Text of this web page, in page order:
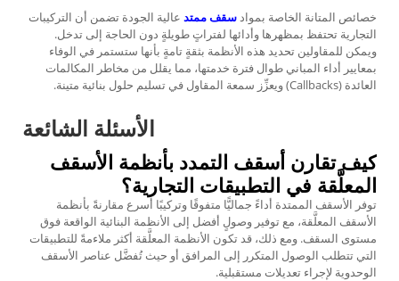
خصائص المتانة الخاصة بموادسقف ممتد عالية الجودة تضمن أن التركيبات
التجارية تحتفظ بمظهرها وأدائها لفتراتٍ طويلةٍ دون الحاجة إلى تدخل.
ويمكن للمقاولين تحديد هذه الأنظمة بثقةٍ تامةٍ بأنها ستستمر في الوفاء
بمعايير أداء المباني طوال فترة خدمتها، مما يقلل من مخاطر المكالمات
العائدة (Callbacks) ويعزِّز سمعة المقاول في تسليم حلول بنائية متينة.
الأسئلة الشائعة
كيف تقارن أسقف التمدد بأنظمة الأسقف
المعلَّقة في التطبيقات التجارية؟
توفر الأسقف الممتدة أداءً جماليًّا متفوقًا وتركيبًا أسرع مقارنةً بأنظمة
الأسقف المعلَّقة، مع توفير وصولٍ أفضل إلى الأنظمة البنائية الواقعة فوق
مستوى السقف. ومع ذلك، قد تكون الأنظمة المعلَّقة أكثر ملاءمةً للتطبيقات
التي تتطلب الوصول المتكرر إلى المرافق أو حيث تُفضَّل عناصر الأسقف
الوحدوية لإجراء تعديلات مستقبلية.